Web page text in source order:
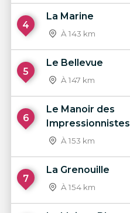
4
La Marine
À 143 km
5
Le Bellevue
À 147 km
6
Le Manoir des
Impressionnistes
À 153 km
7
La Grenouille
À 154 km